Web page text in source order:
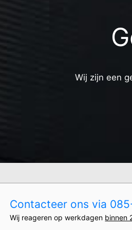
Wij zijn een
Contacteer ons via
Wij reageren op werkdagen binnen